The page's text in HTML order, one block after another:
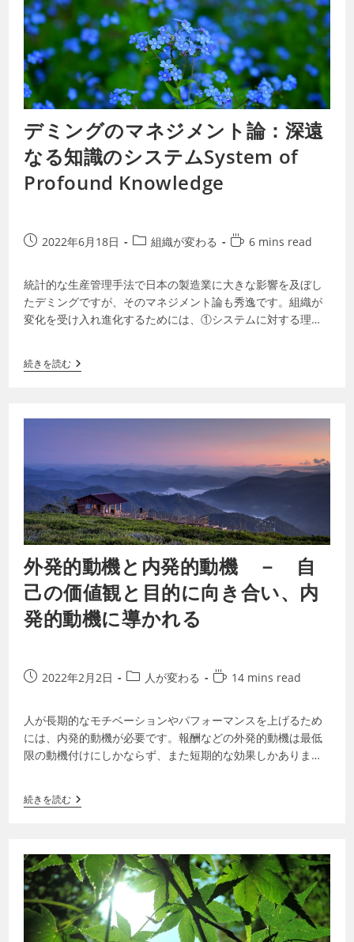
デミングのマネジメント論：深遠
なる知識のシステムSystem of
Profound Knowledge
2022年6月18日 組織が変わる 6 mins read
統計的な生産管理手法で日本の製造業に大きな影響を及ぼし
たデミングですが、そのマネジメント論も秀逸です。組織が
変化を受け入れ進化するためには、①システムに対する理
続きを読む
外発的動機と内発的動機 － 自
己の価値観と目的に向き合い、内
発的動機に導かれる
2022年2月2日 人が変わる 14 mins read
人が長期的なモチベーションやパフォーマンスを上げるため
には、内発的動機が必要です。報酬などの外発的動機は最低
限の動機付けにしかならず、また短期的な効果しかありませ
続きを読む